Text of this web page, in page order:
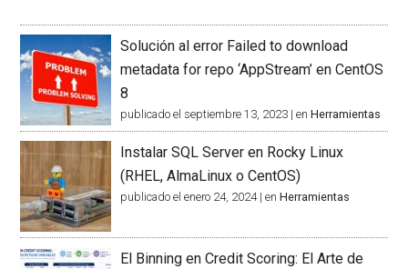
Solución al error Failed to download
metadata for repo ‘AppStream’ en CentOS
8
publicado el septiembre 13, 2023 |enHerramientas
Instalar SQL Server en Rocky Linux
(RHEL, AlmaLinux o CentOS)
publicado el enero 24, 2024|enHerramientas
El Binning en Credit Scoring: El Arte de